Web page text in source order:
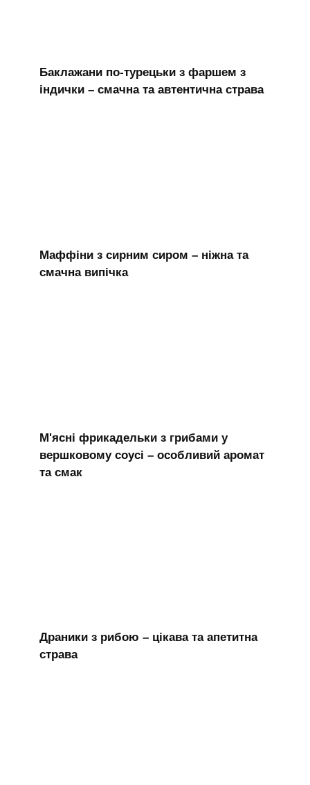
Баклажани по-турецьки з фаршем з
індички – смачна та автентична страва
Маффіни з сирним сиром – ніжна та
смачна випічка
М'ясні фрикадельки з грибами у
вершковому соусі – особливий аромат
та смак
Драники з рибою – цікава та апетитна
страва